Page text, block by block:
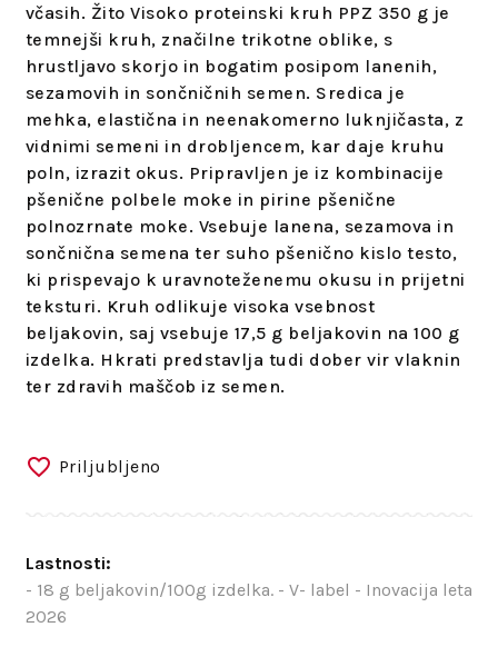
včasih. Žito Visoko proteinski kruh PPZ 350 g je
temnejši kruh, značilne trikotne oblike, s
hrustljavo skorjo in bogatim posipom lanenih,
sezamovih in sončničnih semen. Sredica je
mehka, elastična in neenakomerno luknjičasta, z
vidnimi semeni in drobljencem, kar daje kruhu
poln, izrazit okus. Pripravljen je iz kombinacije
pšenične polbele moke in pirine pšenične
polnozrnate moke. Vsebuje lanena, sezamova in
sončnična semena ter suho pšenično kislo testo,
ki prispevajo k uravnoteženemu okusu in prijetni
teksturi. Kruh odlikuje visoka vsebnost
beljakovin, saj vsebuje 17,5 g beljakovin na 100 g
izdelka. Hkrati predstavlja tudi dober vir vlaknin
ter zdravih maščob iz semen.
Priljubljeno
Lastnosti:
- 18 g beljakovin/100g izdelka. - V- label - Inovacija leta
2026